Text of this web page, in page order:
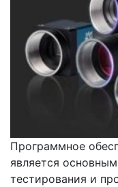
Программное
является
тестирования и